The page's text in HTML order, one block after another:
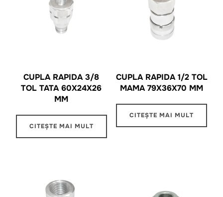
CUPLA RAPIDA 3/8
TOL TATA 60X24X26
MM
CITEȘTE MAI MULT
CUPLA RAPIDA 1/2 TOL
MAMA 79X36X70 MM
CITEȘTE MAI MULT